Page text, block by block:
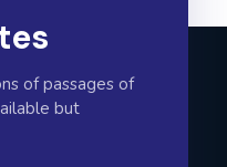
of passages of
but